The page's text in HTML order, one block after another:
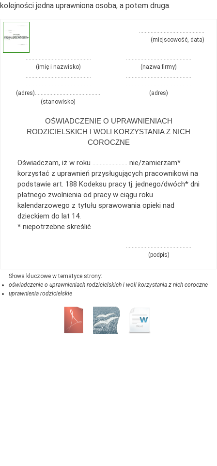
kolejności jedna uprawniona osoba, a potem druga.
………………………………………
(miejscowość, data)
………………………………………
(imię i nazwisko)
………………………………………
………………………………………
(adres)………………………………………
(stanowisko)
………………………………………
(nazwa firmy)
………………………………………
………………………………………
(adres)
OŚWIADCZENIE O UPRAWNIENIACH
RODZICIELSKICH I WOLI KORZYSTANIA Z NICH
COROCZNE
Oświadczam, iż w roku …………………… nie/zamierzam*
korzystać z uprawnień przysługujących pracownikowi na
podstawie art. 188 Kodeksu pracy tj. jednego/dwóch* dni
płatnego zwolnienia od pracy w ciągu roku
kalendarzowego z tytułu sprawowania opieki nad
dzieckiem do lat 14.
* niepotrzebne skreślić
………………………………………
(podpis)
oświadczenie o uprawnieniach rodzicielskich i woli korzystania z nich coroczne
uprawnienia rodzicielskie